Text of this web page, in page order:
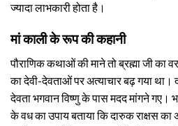
ज्यादा लाभकारी होता है।
मां काली के रूप की कहानी
पौराणिक कथाओं की माने तो ब्रह्मा जी का
का देवी-देवताओं पर अत्याचार बढ़ गया था।
देवता भगवान विष्णु के पास मदद मांगने गए।
के वध का उपाय बताया कि दारुक राक्षस